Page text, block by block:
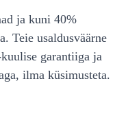
ja kuni 40%
Teie usaldusväärne
garantiiga ja
ilma küsimusteta.